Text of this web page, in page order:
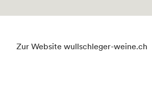
Zur Website wullschleger-weine.ch